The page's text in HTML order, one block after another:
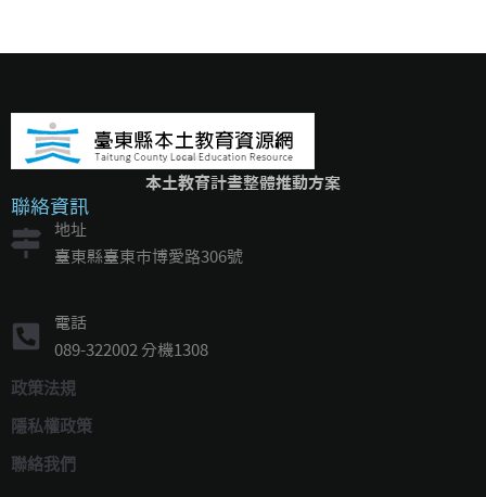
本土教育計畫整體推動方案
聯絡資訊
地址
臺東縣臺東市博愛路306號
電話
089-322002 分機1308
政策法規
隱私權政策
聯絡我們